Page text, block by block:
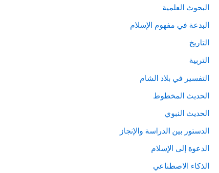
البحوث العلمية
البدعة في مفهوم الإسلام
التاريخ
التربية
التفسير في بلاد الشام
الحديث المخطوط
الحديث النبوي
الدستور بين الدراسة والإنجاز
الدعوة إلى الإسلام
الذكاء الاصطناعي